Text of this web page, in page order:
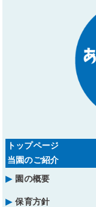
トップページ
当園のご紹介
園の概要
保育方針